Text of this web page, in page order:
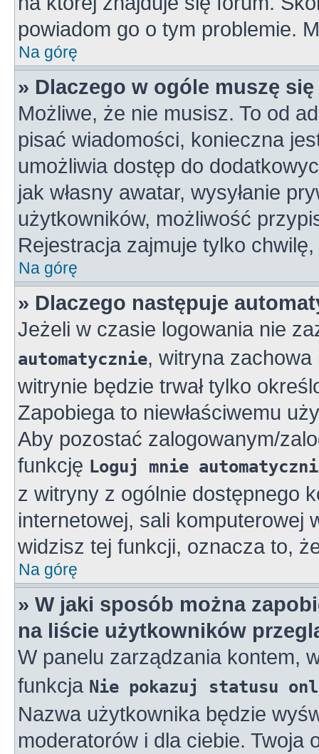
powiadom go o tym problemie.
Na górę
» Dlaczego w ogóle muszę
Możliwe, że nie musisz. To od
pisać wiadomości, konieczna
umożliwia dostęp do
jak własny awatar, wysyłanie
użytkowników, możliwość
Rejestracja zajmuje tylko
Na górę
» Dlaczego następuje
Jeżeli w czasie logowania nie
automatycznie, witryna
witrynie będzie trwał tylko
Zapobiega to niewłaściwemu
Aby pozostać zalogowanym/
funkcję Loguj mnie
z witryny z ogólnie dostępnego
internetowej, sali komputerowej
widzisz tej funkcji, oznacza to,
Na górę
» W jaki sposób można
na liście użytkowników
W panelu zarządzania kontem,
funkcja Nie pokazuj statusu
Nazwa użytkownika będzie
moderatorów i dla ciebie. Twoja